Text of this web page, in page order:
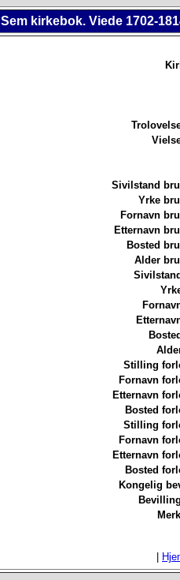
Sem kirkebok. Viede 1702-
Sivilstand
Yrke
Fornavn
Etternavn
Bosted
Alder
Stilling
Fornavn
Etternavn
Bosted
Stilling
Fornavn
Etternavn
Bosted
Kongelig